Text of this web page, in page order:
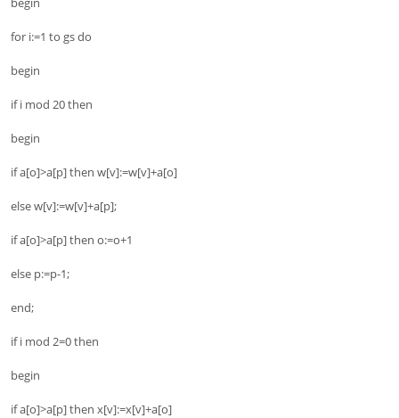
for i:=1 to gs do
begin
if i mod 20 then
begin
if a[o]>a[p] then w[v]:=w[v]+a[o]
else w[v]:=w[v]+a[p];
if a[o]>a[p] then o:=o+1
else p:=p-1;
end;
if i mod 2=0 then
begin
if a[o]>a[p] then x[v]:=x[v]+a[o]